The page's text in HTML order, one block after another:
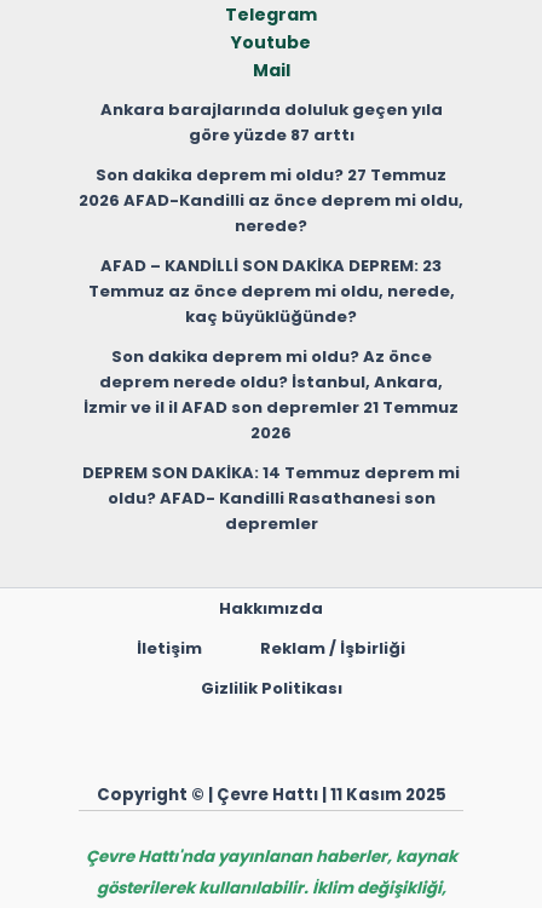
Telegram
Youtube
Mail
Ankara barajlarında doluluk geçen yıla
göre yüzde 87 arttı
Son dakika deprem mi oldu? 27 Temmuz
2026 AFAD-Kandilli az önce deprem mi oldu,
nerede?
AFAD – KANDİLLİ SON DAKİKA DEPREM: 23
Temmuz az önce deprem mi oldu, nerede,
kaç büyüklüğünde?
Son dakika deprem mi oldu? Az önce
deprem nerede oldu? İstanbul, Ankara,
İzmir ve il il AFAD son depremler 21 Temmuz
2026
DEPREM SON DAKİKA: 14 Temmuz deprem mi
oldu? AFAD- Kandilli Rasathanesi son
depremler
Hakkımızda
İletişim
Reklam / İşbirliği
Gizlilik Politikası
Copyright © | Çevre Hattı | 11 Kasım 2025
Çevre Hattı'nda yayınlanan haberler, kaynak
gösterilerek kullanılabilir. İklim değişikliği,